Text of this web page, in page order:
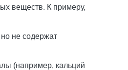
веществ. К примеру,
не содержат
(например, кальций